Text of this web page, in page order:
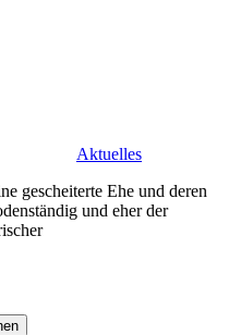
Aktuelles
gescheiterte Ehe und deren
und eher der